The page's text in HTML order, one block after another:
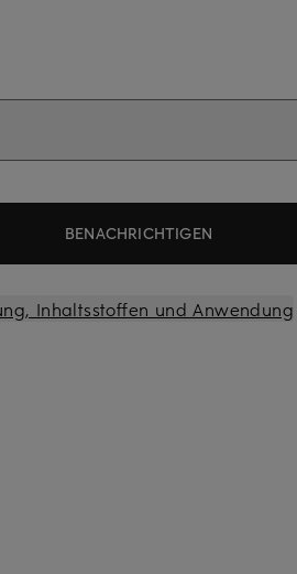
BENACHRICHTIGEN
Inhaltsstoffen und Anwendung